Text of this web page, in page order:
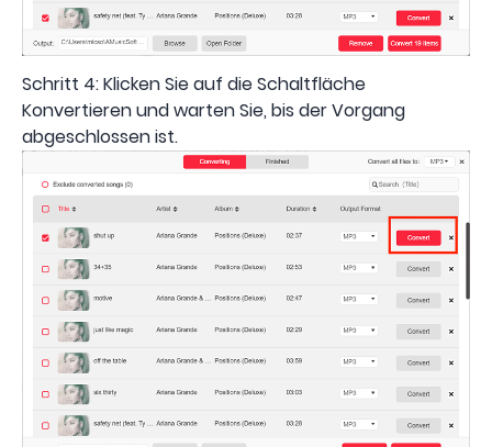
Schritt 4: Klicken Sie auf die Schaltfläche
Konvertieren und warten Sie, bis der Vorgang
abgeschlossen ist.